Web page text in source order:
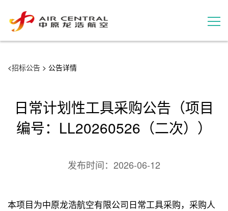
用户案例
<招标公告 > 公告详情
日常计划性工具采购公告（项目
编号：LL20260526（二次））
发布时间： 2026-06-12
本项目为中原龙浩航空有限公司日常工具采购，采购人